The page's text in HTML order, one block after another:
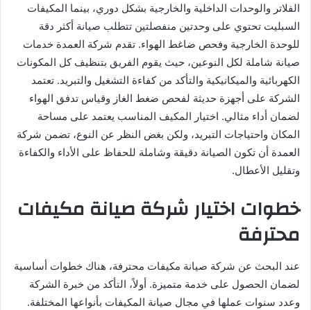
الفلاتر والوحدات الداخلية والخارجية بشكل دوري، بينما المكيفات
السبليت تحتوي على وحدتين منفصلتين تتطلب صيانة أكثر دقة
للوحدة الخارجية وفحص ضاغط الهواء. تقدم شركة العمدة خدمات
صيانة شاملة لكل النوعين، حيث يقوم الفريق بتنظيف كل المكونات
الكهربائية والميكانيكية والتأكد من كفاءة التشغيل والتبريد. تعتمد
الشركة على أجهزة حديثة لفحص ضغط الغاز وقياس تدفق الهواء
لضمان أداء مثالي. اختيار المكيف المناسب يعتمد على مساحة
المكان واحتياجات التبريد، ولكن بغض النظر عن النوع، تضمن شركة
العمدة أن تكون الصيانة دقيقة وشاملة للحفاظ على الأداء والكفاءة
وتقليل الأعطال.
خطوات اختيار شركة صيانة مكيفات
محترفة
عند البحث عن شركة صيانة مكيفات محترفة، هناك خطوات أساسية
لضمان الحصول على خدمة متميزة. أولاً، التأكد من خبرة الشركة
وعدد سنوات عملها في مجال صيانة المكيفات بأنواعها المختلفة.